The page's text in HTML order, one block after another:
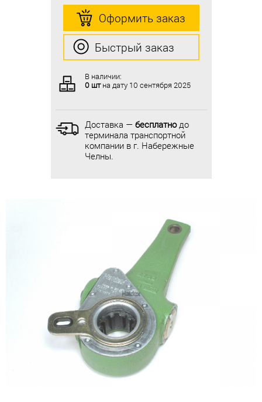
Оформить заказ
Быстрый заказ
В наличии:
0 штна дату 10 сентября 2025
Доставка — бесплатнодо
терминала транспортной
компании в г. Набережные
Челны.
Оформить заказ
Быстрый заказ
В наличии:
0 штна дату 10 сентября 2025
Доставка — бесплатнодо
терминала транспортной
компании в г. Набережные
Челны.